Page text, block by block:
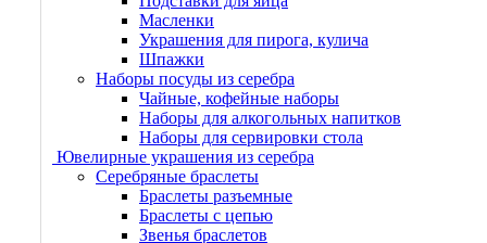
Масленки
Украшения для пирога, кулича
Шпажки
Наборы посуды из серебра
Чайные, кофейные наборы
Наборы для алкогольных напитков
Наборы для сервировки стола
Ювелирные украшения из серебра
Серебряные браслеты
Браслеты разъемные
Браслеты с цепью
Звенья браслетов